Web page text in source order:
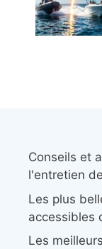
Conseils et
l'entretien
Les plus
accessibles
Les